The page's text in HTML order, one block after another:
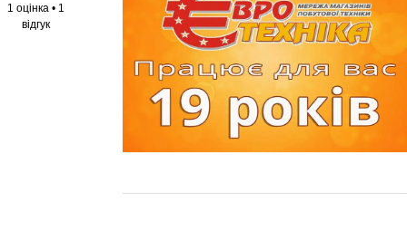
1 оцінка • 1
відгук